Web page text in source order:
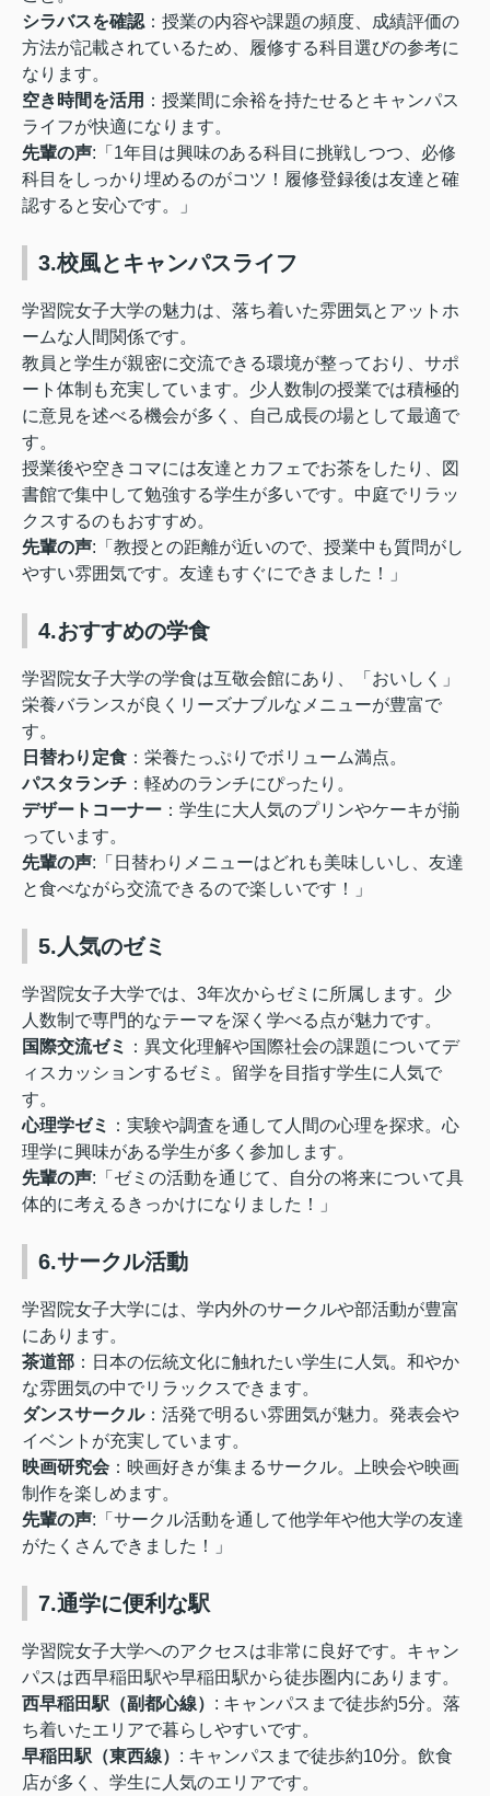
シラバスを確認 ：授業の内容や課題の頻度、成績評価の
方法が記載されているため、履修する科目選びの参考に
なります。
空き時間を活用 ：授業間に余裕を持たせるとキャンパス
ライフが快適になります。
先輩の声:「1年目は興味のある科目に挑戦しつつ、必修
科目をしっかり埋めるのがコツ！履修登録後は友達と確
認すると安心です。」
3.校風とキャンパスライフ
学習院女子大学の魅力は、落ち着いた雰囲気とアットホ
ームな人間関係です。
教員と学生が親密に交流できる環境が整っており、サポ
ート体制も充実しています。少人数制の授業では積極的
に意見を述べる機会が多く、自己成長の場として最適で
す。
授業後や空きコマには友達とカフェでお茶をしたり、図
書館で集中して勉強する学生が多いです。中庭でリラッ
クスするのもおすすめ。
先輩の声:「教授との距離が近いので、授業中も質問がし
やすい雰囲気です。友達もすぐにできました！」
4.おすすめの学食
学習院女子大学の学食は互敬会館にあり
、「おいしく」
栄養バランスが良くリーズナブルなメニューが豊富で
す。
日替わり定食 ：栄養たっぷりでボリューム満点。
パスタランチ ：軽めのランチにぴったり。
デザートコーナー ：学生に大人気のプリンやケーキが揃
っています。
先輩の声:「日替わりメニューはどれも美味しいし、友達
と食べながら交流できるので楽しいです！」
5.人気のゼミ
学習院女子大学では、3年次からゼミに所属します。少
人数制で専門的なテーマを深く学べる点が魅力です。
国際交流ゼミ
：異文化理解や国際社会の課題についてデ
ィスカッションするゼミ。留学を目指す学生に人気で
す。
心理学ゼミ
：実験や調査を通して人間の心理を探求。心
理学に興味がある学生が多く参加します。
先輩の声: 「ゼミの活動を通じて、自分の将来について具
体的に考えるきっかけになりました！」
6.サークル活動
学習院女子大学には、学内外のサークルや部活動が豊富
にあります。
茶道部 ：日本の伝統文化に触れたい学生に人気。和やか
な雰囲気の中でリラックスできます。
ダンスサークル：活発で明るい雰囲気が魅力。発表会や
イベントが充実しています。
映画研究会 ：映画好きが集まるサークル。上映会や映画
制作を楽しめます。
先輩の声:「サークル活動を通して他学年や他大学の友達
がたくさんできました！」
7.通学に便利な駅
学習院女子大学へのアクセスは非常に良好です。キャン
パスは西早稲田駅や早稲田駅から徒歩圏内にあります。
西早稲田駅（副都心線） : キャンパスまで徒歩約5分。落
ち着いたエリアで暮らしやすいです。
早稲田駅（東西線） : キャンパスまで徒歩約10分。飲食
店が多く、学生に人気のエリアです。